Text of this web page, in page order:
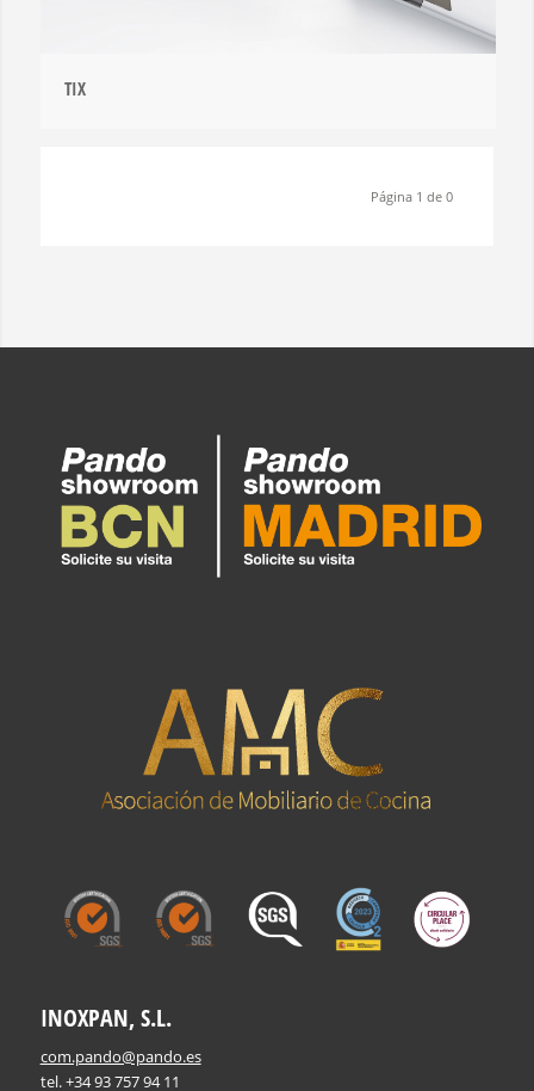
TIX
Página 1 de 0
INOXPAN, S.L.
com.pando@pando.es
tel. +34 93 757 94 11